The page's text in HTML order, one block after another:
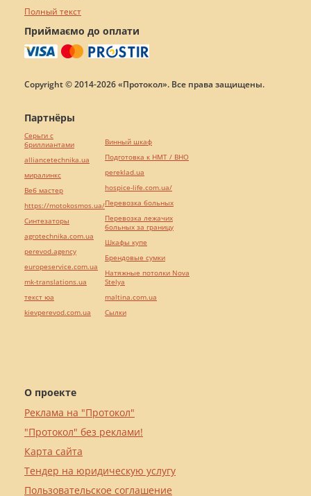
Полный текст
Приймаємо до оплати
Copyright © 2014-2026 «Протокол». Все права защищены.
О проекте
Реклама на "Протокол"
"Протокол" без реклами!
Карта сайта
Тендер на юридическую услугу
Пользовательское соглашение
Партнёры
Серьги с
бриллиантами
alliancetechnika.ua
миралинкс
Веб мастер
https://motokosmos.ua/
Синтезаторы
agrotechnika.com.ua
perevod.agency
europeservice.com.ua
mk-translations.ua
текст юа
kievperevod.com.ua
Винный шкаф
Подготовка к НМТ / ВНО
pereklad.ua
hospice-life.com.ua/
Перевозка больных
Перевозка лежачих
больных за границу
Шкафы купе
Брендовые сумки
Натяжные потолки Nova
Stelya
maltina.com.ua
Cылки